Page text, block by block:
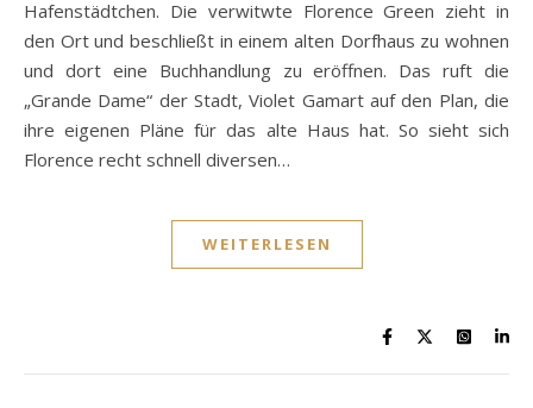
Hafenstädtchen. Die verwitwte Florence Green zieht in
den Ort und beschließt in einem alten Dorfhaus zu wohnen
und dort eine Buchhandlung zu eröffnen. Das ruft die
„Grande Dame“ der Stadt, Violet Gamart auf den Plan, die
ihre eigenen Pläne für das alte Haus hat. So sieht sich
Florence recht schnell diversen…
WEITERLESEN